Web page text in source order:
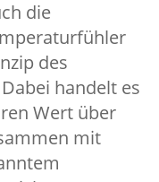
die
des
handelt es
Wert über
mit